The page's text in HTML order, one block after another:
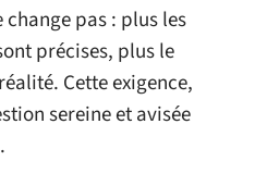
change pas : plus les
précises, plus le
Cette exigence,
sereine et avisée